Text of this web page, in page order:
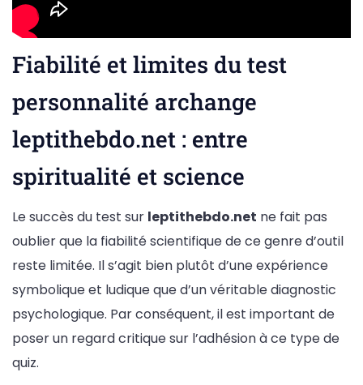
Fiabilité et limites du test
personnalité archange
leptithebdo.net : entre
spiritualité et science
Le succès du test sur leptithebdo.net ne fait pas
oublier que la fiabilité scientifique de ce genre d’outil
reste limitée. Il s’agit bien plutôt d’une expérience
symbolique et ludique que d’un véritable diagnostic
psychologique. Par conséquent, il est important de
poser un regard critique sur l’adhésion à ce type de
quiz.